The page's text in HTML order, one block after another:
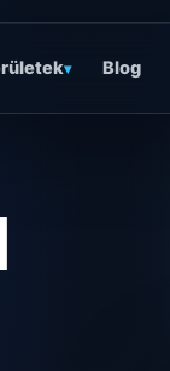
▾ Blog